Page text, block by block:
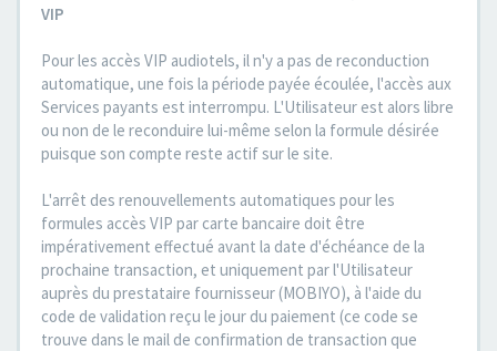
VIP
Pour les accès VIP audiotels, il n'y a pas de reconduction
automatique, une fois la période payée écoulée, l'accès aux
Services payants est interrompu. L'Utilisateur est alors libre
ou non de le reconduire lui-même selon la formule désirée
puisque son compte reste actif sur le site.
L'arrêt des renouvellements automatiques pour les
formules accès VIP par carte bancaire doit être
impérativement effectué avant la date d'échéance de la
prochaine transaction, et uniquement par l'Utilisateur
auprès du prestataire fournisseur (MOBIYO), à l'aide du
code de validation reçu le jour du paiement (ce code se
trouve dans le mail de confirmation de transaction que